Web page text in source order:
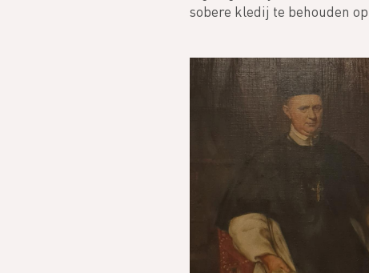
sobere kledij te behouden